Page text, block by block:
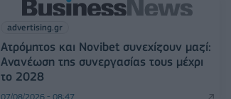
advertising.gr
Ατρόμητος και Novibet συνεχίζουν μαζί:
Ανανέωση της συνεργασίας τους μέχρι
το 2028
07/08/2026 - 08:47